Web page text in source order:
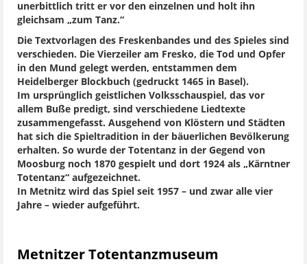
unerbittlich tritt er vor den einzelnen und holt ihn
gleichsam „zum Tanz.“
Die Textvorlagen des Freskenbandes und des Spieles sind
verschieden. Die Vierzeiler am Fresko, die Tod und Opfer
in den Mund gelegt werden, entstammen dem
Heidelberger Blockbuch (gedruckt 1465 in Basel).
Im ursprünglich geistlichen Volksschauspiel, das vor
allem Buße predigt, sind verschiedene Liedtexte
zusammengefasst. Ausgehend von Klöstern und Städten
hat sich die Spieltradition in der bäuerlichen Bevölkerung
erhalten. So wurde der Totentanz in der Gegend von
Moosburg noch 1870 gespielt und dort 1924 als „Kärntner
Totentanz“ aufgezeichnet.
In Metnitz wird das Spiel seit 1957 – und zwar alle vier
Jahre – wieder aufgeführt.
Metnitzer Totentanzmuseum